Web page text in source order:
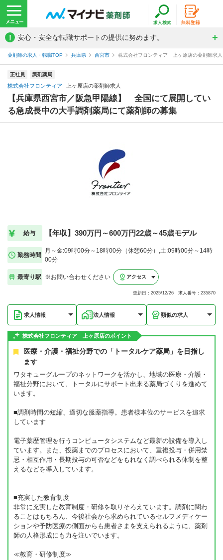
! 安心・安全な転職サポートの提供に努めます。
薬剤師の求人・転職TOP 兵庫県 西宮市 株式会社フロンティア 上ヶ原店の薬剤師求人
正社員 調剤薬局
株式会社フロンティア 上ヶ原店の薬剤師求人
【兵庫県西宮市／阪急甲陽線】 全国にて展開してい
る急成長中の大手調剤薬局にて薬剤師の募集
給与 【年収】390万円～600万円22歳～45歳モデル
勤務時間
月～金:09時00分～18時00分（休憩60分）,土:09時00分～14時
00分
最寄り駅 ※お問い合わせください アクセス
更新日：2025/12/26 求人番号：235870
求人情報 法人情報 類似の求人
株式会社フロンティア 上ヶ原店のポイント
医療・介護・福祉分野での「トータルケア薬局」を目指し
ます
ワタキューグループのネットワークを活かし、地域の医療・介護・
福祉分野において、トータルにサポート出来る薬局づくりを進めて
います。
■調剤時間の短縮、適切な服薬指導。患者様本位のサービスを追求
しています
電子薬歴管理を行うコンピュータシステムなど最新の設備を導入し
ています。また、投薬までのプロセスにおいて、重複投与・併用禁
忌・相互作用・長期投与の可否などをもれなく調べられる体制を整
えるなどを導入しています。
■充実した教育制度
非常に充実した教育制度・研修を取りそろえています。調剤に関わ
ることはもちろん、今後社会から求められているセルフメディケー
ションや予防医療の側面からも患者さまを支えられるように、薬剤
師の人格形成にも力を注いでいます。
≪教育・研修制度≫